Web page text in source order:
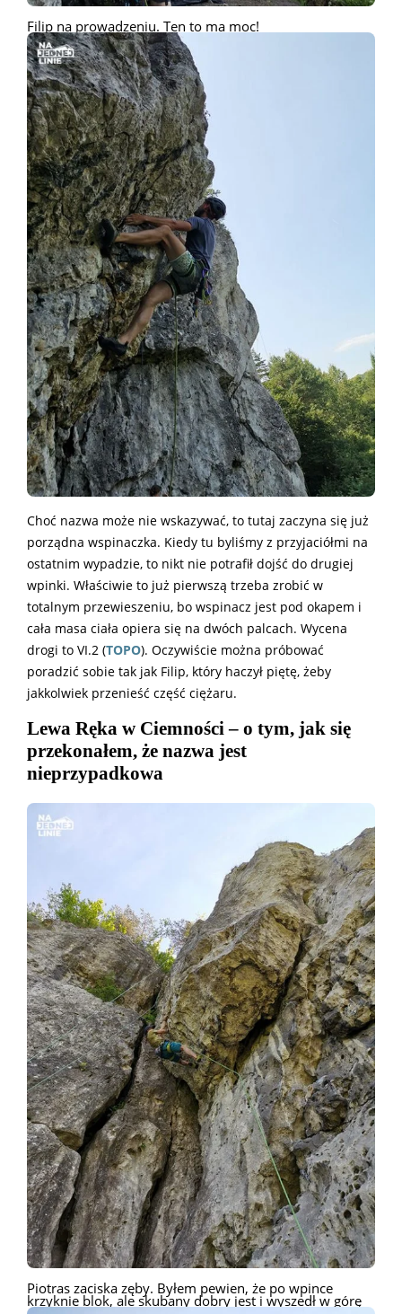
Filip na prowadzeniu. Ten to ma moc!
Choć nazwa może nie wskazywać, to tutaj zaczyna się już
porządna wspinaczka. Kiedy tu byliśmy z przyjaciółmi na
ostatnim wypadzie, to nikt nie potrafił dojść do drugiej
wpinki. Właściwie to już pierwszą trzeba zrobić w
totalnym przewieszeniu, bo wspinacz jest pod okapem i
cała masa ciała opiera się na dwóch palcach. Wycena
drogi to VI.2 (TOPO). Oczywiście można próbować
poradzić sobie tak jak Filip, który haczył piętę, żeby
jakkolwiek przenieść część ciężaru.
Lewa Ręka w Ciemności – o tym, jak się
przekonałem, że nazwa jest
nieprzypadkowa
Piotras zaciska zęby. Byłem pewien, że po wpince
krzyknie blok, ale skubany dobry jest i wyszedł w górę